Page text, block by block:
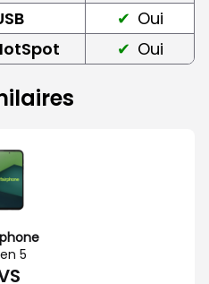
Oui
Oui
5